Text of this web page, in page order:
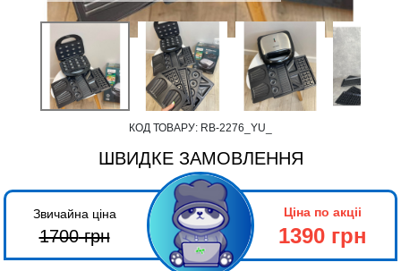
КОД ТОВАРУ: RB-2276_YU_
ШВИДКЕ ЗАМОВЛЕННЯ
Звичайна ціна
1700грн
Ціна по акціі
1390 грн